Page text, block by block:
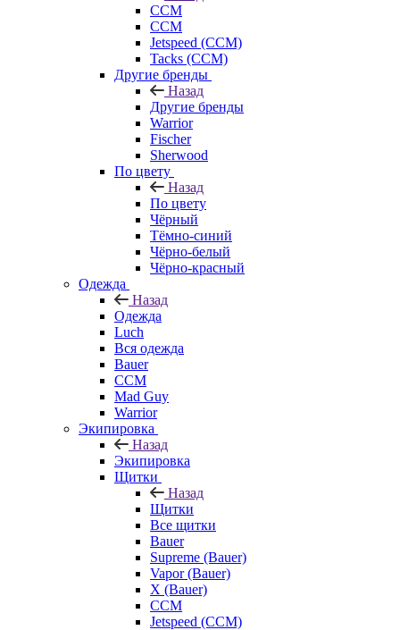
CCM
CCM
Jetspeed (CCM)
Tacks (CCM)
Другие бренды
Назад
Другие бренды
Warrior
Fischer
Sherwood
По цвету
Назад
По цвету
Чёрный
Тёмно-синий
Чёрно-белый
Чёрно-красный
Одежда
Назад
Одежда
Luch
Вся одежда
Bauer
CCM
Mad Guy
Warrior
Экипировка
Назад
Экипировка
Щитки
Назад
Щитки
Все щитки
Bauer
Supreme (Bauer)
Vapor (Bauer)
X (Bauer)
CCM
Jetspeed (CCM)